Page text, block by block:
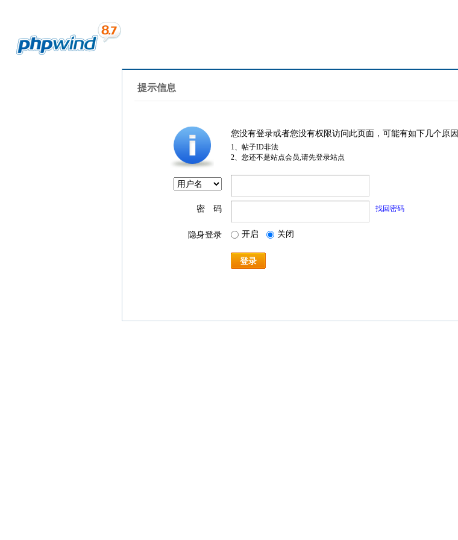
提示信息
您没有登录或者您没有权限访问此页面，可能有如下几个原因
1、帖子ID非法
2、您还不是站点会员,请先登录站点
密 码 找回密码
隐身登录 开启 关闭
登录